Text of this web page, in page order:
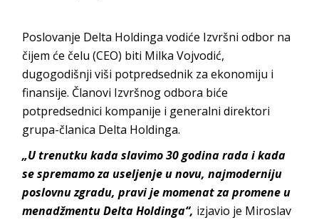
Poslovanje Delta Holdinga vodiće Izvršni odbor na
čijem će čelu (CEO) biti Milka Vojvodić,
dugogodišnji viši potpredsednik za ekonomiju i
finansije. Članovi Izvršnog odbora biće
potpredsednici kompanije i generalni direktori
grupa-članica Delta Holdinga.
„U trenutku kada slavimo 30 godina rada i kada
se spremamo za useljenje u novu, najmoderniju
poslovnu zgradu, pravi je momenat za promene u
menadžmentu Delta Holdinga“, izjavio je Miroslav